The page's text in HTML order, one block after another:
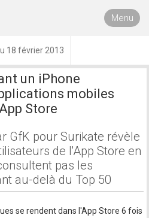
Menu
18 février 2013
un iPhone
mobiles
Store
GfK pour Surikate révèle
de l'App Store en
pas les
au-delà du Top 50
se rendent dans l'App Store 6 fois